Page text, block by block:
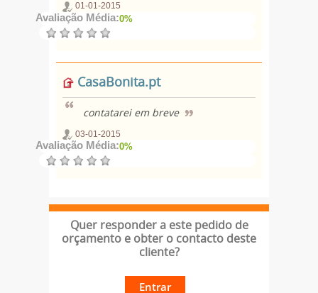
01-01-2015
Avaliação Média:0%
CasaBonita.pt
contatarei em breve
03-01-2015
Avaliação Média:0%
Quer responder a este pedido de
orçamento e obter o contacto deste
cliente?
Entrar